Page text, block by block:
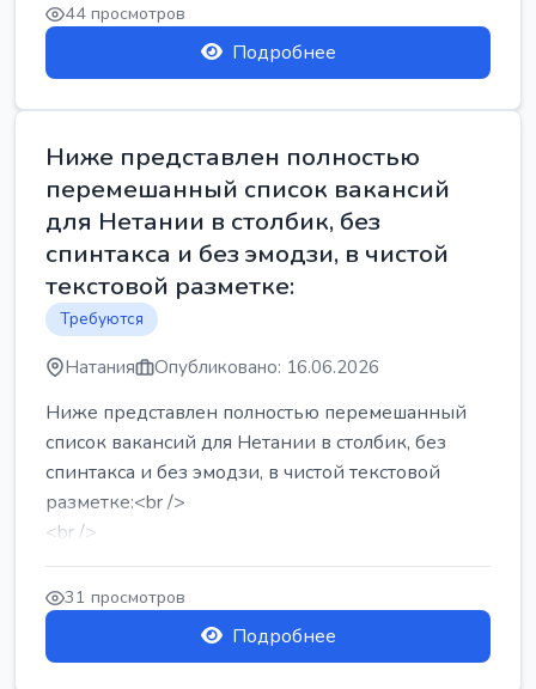
44 просмотров
Подробнее
Ниже представлен полностью
перемешанный список вакансий
для Нетании в столбик, без
спинтакса и без эмодзи, в чистой
текстовой разметке:
Требуются
Натания Опубликовано: 16.06.2026
Ниже представлен полностью перемешанный
список вакансий для Нетании в столбик, без
спинтакса и без эмодзи, в чистой текстовой
разметке:<br />
<br />
Работа в Нетании на мебельном производстве:
требу...
31 просмотров
Подробнее